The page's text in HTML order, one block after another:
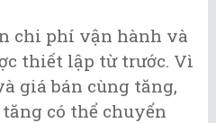
chi phí vận hành và
thiết lập từ trước. Vì
giá bán cùng tăng,
có thể chuyển